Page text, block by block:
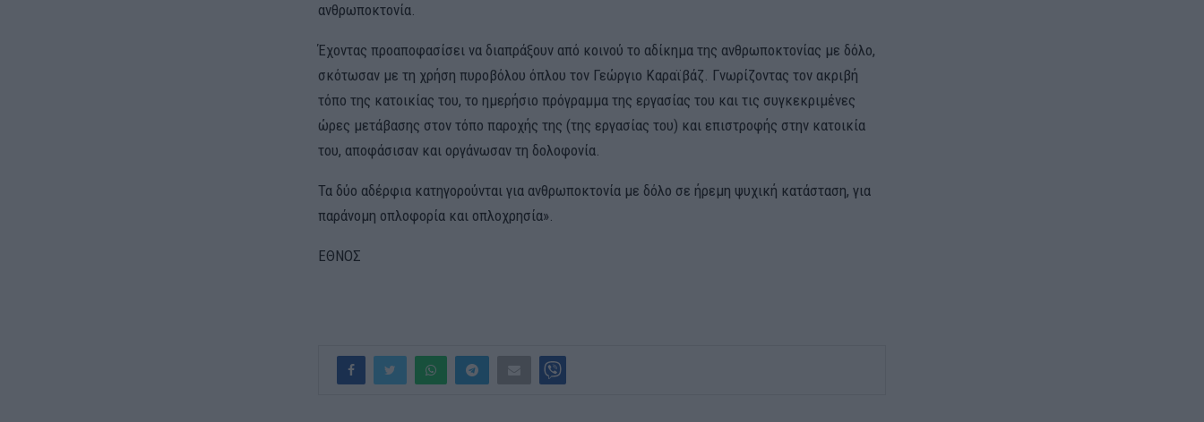
ανθρωποκτονία.
Έχοντας προαποφασίσει να διαπράξουν από κοινού το αδίκημα της ανθρωποκτονίας με δόλο,
σκότωσαν με τη χρήση πυροβόλου όπλου τον Γεώργιο Καραϊβάζ. Γνωρίζοντας τον ακριβή
τόπο της κατοικίας του, το ημερήσιο πρόγραμμα της εργασίας του και τις συγκεκριμένες
ώρες μετάβασης στον τόπο παροχής της (της εργασίας του) και επιστροφής στην κατοικία
του, αποφάσισαν και οργάνωσαν τη δολοφονία.
Τα δύο αδέρφια κατηγορούνται για ανθρωποκτονία με δόλο σε ήρεμη ψυχική κατάσταση, για
παράνομη οπλοφορία και οπλοχρησία».
ΕΘΝΟΣ